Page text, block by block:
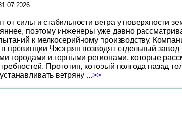
от силы и стабильности ветра у
поэтому инженеры уже давно
к мелкосерийному производству.
провинции Чжэцзян возводят отдельный
городами и горными регионами, которые
Прототип, который полгода назад
ветряну ...>>